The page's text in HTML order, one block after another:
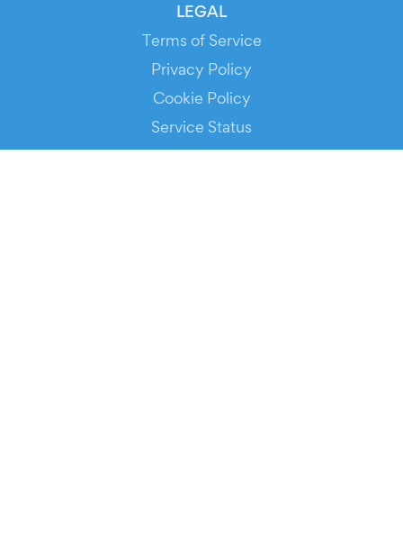
LEGAL
Terms of Service
Privacy Policy
Cookie Policy
Service Status